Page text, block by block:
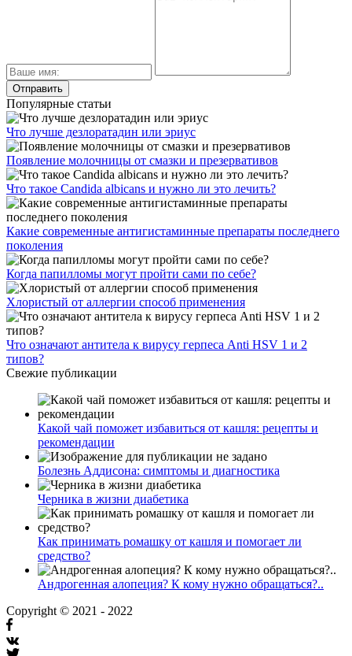
Популярные статьи
Что лучше дезлоратадин или эриус
Появление молочницы от смазки и презервативов
Что такое Candida albicans и нужно ли это лечить?
Какие современные антигистаминные препараты последнего
поколения
Когда папилломы могут пройти сами по себе?
Хлористый от аллергии способ применения
Что означают антитела к вирусу герпеса Anti HSV 1 и 2
типов?
Свежие публикации
Какой чай поможет избавиться от кашля: рецепты и
рекомендации
Болезнь Аддисона: симптомы и диагностика
Черника в жизни диабетика
Как принимать ромашку от кашля и помогает ли
средство?
Андрогенная алопеция? К кому нужно обращаться?..
Copyright © 2021 - 2022